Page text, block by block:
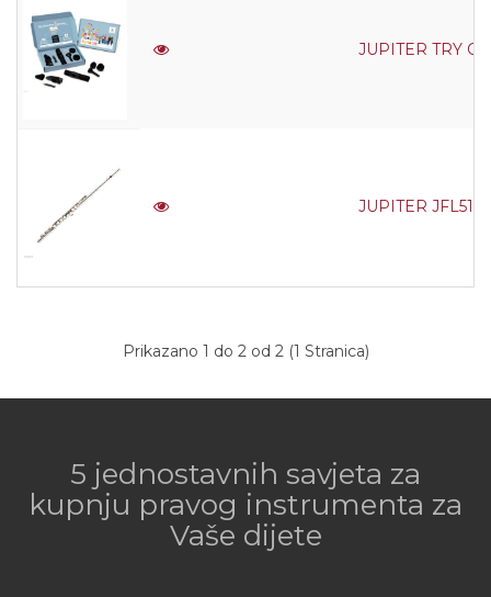
JUPITER TRY
JUPITER
Prikazano 1 do 2 od 2 (1 Stranica)
5 jednostavnih savjeta za
kupnju pravog instrumenta za
Vaše dijete